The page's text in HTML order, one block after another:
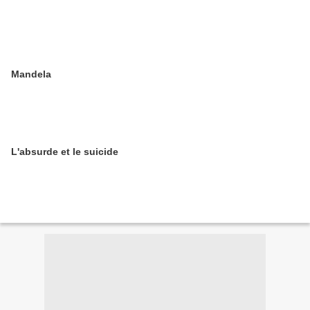
Mandela
L'absurde et le suicide